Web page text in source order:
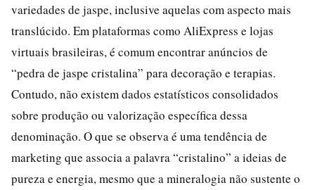
variedades de jaspe, inclusive aquelas com aspecto mais
translúcido. Em plataformas como AliExpress e lojas
virtuais brasileiras, é comum encontrar anúncios de
“pedra de jaspe cristalina” para decoração e terapias.
Contudo, não existem dados estatísticos consolidados
sobre produção ou valorização específica dessa
denominação. O que se observa é uma tendência de
marketing que associa a palavra “cristalino” a ideias de
pureza e energia, mesmo que a mineralogia não sustente o